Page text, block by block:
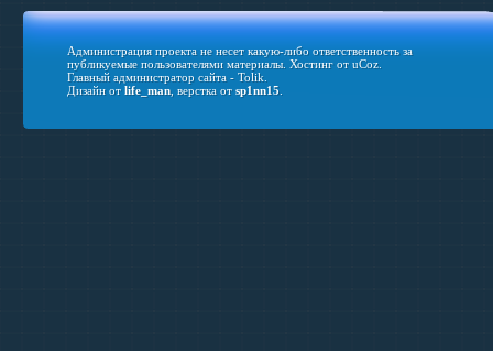
Администрация проекта не несет какую-либо ответственность за
публикуемые пользователями материалы. Хостинг отuCoz.
Главный администратор сайта - Tolik.
Дизайн отlife_man, верстка отsp1nn15.